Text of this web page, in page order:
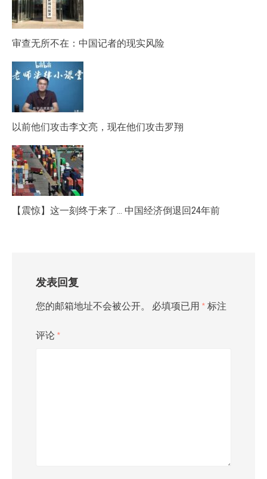
审查无所不在：中国记者的现实风险
以前他们攻击李文亮，现在他们攻击罗翔
【震惊】这一刻终于来了… 中国经济倒退回24年前
发表回复
您的邮箱地址不会被公开。 必填项已用 * 标注
评论 *